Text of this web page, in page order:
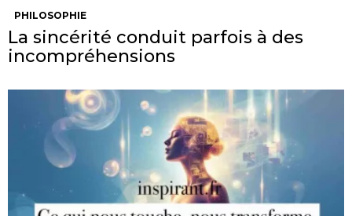
PHILOSOPHIE
La sincérité conduit parfois à des
incompréhensions